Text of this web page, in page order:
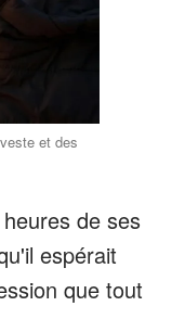
et des
de ses
espérait
que tout